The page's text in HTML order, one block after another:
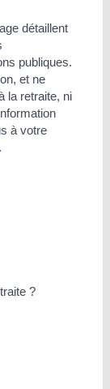
détaillent
publiques.
et ne
la retraite, ni
à votre
?